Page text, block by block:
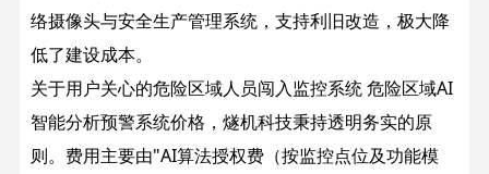
络摄像头与安全生产管理系统，支持利旧改造，极大降
低了建设成本。
关于用户关心的危险区域人员闯入监控系统 危险区域AI
智能分析预警系统价格，燧机科技秉持透明务实的原
则。费用主要由"AI算法授权费（按监控点位及功能模